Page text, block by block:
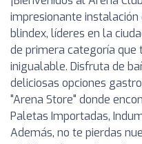
impresionante
blindex, líderes en la
de primera categoría que
inigualable. Disfruta de
deliciosas opciones
"Arena Store" donde
Paletas Importadas,
Además, no te pierdas